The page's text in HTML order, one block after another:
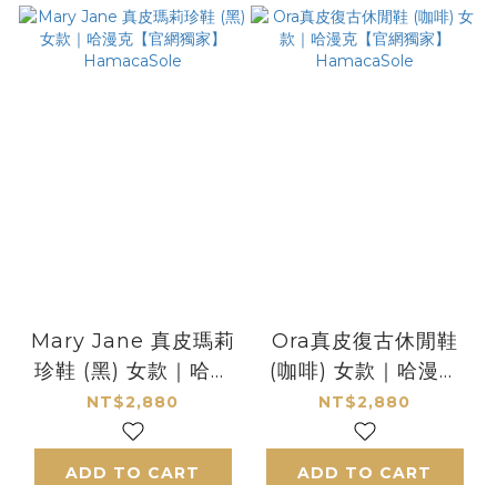
Mary Jane 真皮瑪莉
珍鞋 (黑) 女款｜哈漫
克【官網獨家】
HamacaSole
NT$2,880
ADD TO CART
Ora真皮復古休閒鞋
(咖啡) 女款｜哈漫克
【官網獨家】
HamacaSole
NT$2,880
ADD TO CART